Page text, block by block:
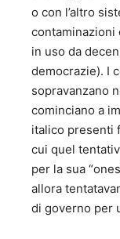
o con l’altro
contaminazioni
in uso da
democrazie). I
sopravanzano
cominciano a
italico presenti
cui quel
per la sua
allora
di governo per